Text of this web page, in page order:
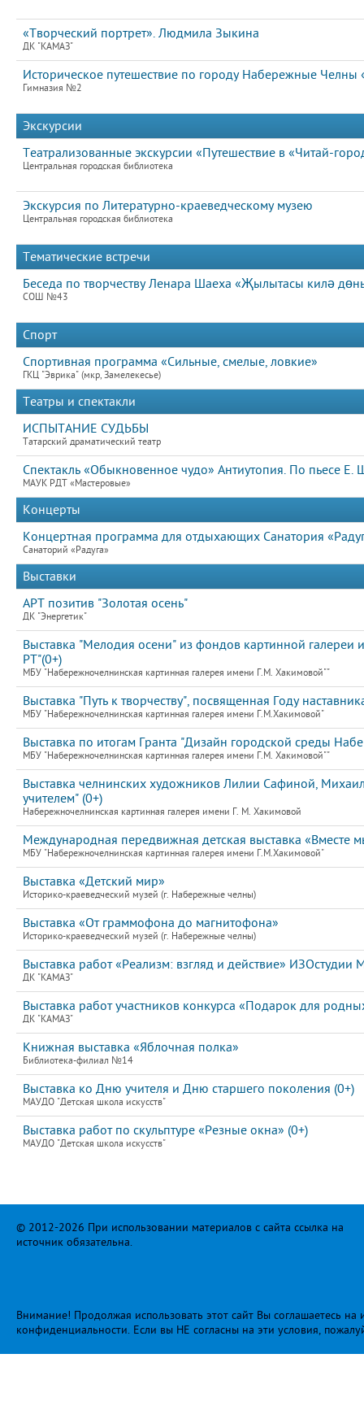
«Творческий портрет». Людмила Зыкина
ДК "КАМАЗ"
Историческое путешествие по городу Набережные Челны
Гимназия №2
Экскурсии
Театрализованные экскурсии «Путешествие в «Читай-
Центральная городская библиотека
Экскурсия по Литературно-краеведческому музею
Центральная городская библиотека
Тематические встречи
Беседа по творчеству Ленара Шаеха «Җылытасы килә
СОШ №43
Спорт
Спортивная программа «Сильные, смелые, ловкие»
ГКЦ "Эврика" (мкр, Замелекесье)
Театры и спектакли
ИСПЫТАНИЕ СУДЬБЫ
Татарский драматический театр
Спектакль «Обыкновенное чудо» Антиутопия. По пьесе Е.
МАУК РДТ «Мастеровые»
Концерты
Концертная программа для отдыхающих Санатория
Санаторий «Радуга»
Выставки
АРТ позитив "Золотая осень"
ДК "Энергетик"
Выставка "Мелодия осени" из фондов картинной галереи
РТ"(0+)
МБУ "Набережночелнинская картинная галерея имени Г.М. Хакимовой""
Выставка "Путь к творчеству", посвященная Году
МБУ "Набережночелнинская картинная галерея имени Г.М.Хакимовой"
Выставка по итогам Гранта "Дизайн городской среды
МБУ "Набережночелнинская картинная галерея имени Г.М. Хакимовой""
Выставка челнинских художников Лилии Сафиной,
учителем" (0+)
Набережночелнинская картинная галерея имени Г. М. Хакимовой
Международная передвижная детская выставка «Вместе
МБУ "Набережночелнинская картинная галерея имени Г.М.Хакимовой"
Выставка «Детский мир»
Историко-краеведческий музей (г. Набережные челны)
Выставка «От граммофона до магнитофона»
Историко-краеведческий музей (г. Набережные челны)
Выставка работ «Реализм: взгляд и действие» ИЗОстудии
ДК "КАМАЗ"
Выставка работ участников конкурса «Подарок для
ДК "КАМАЗ"
Книжная выставка «Яблочная полка»
Библиотека-филиал №14
Выставка ко Дню учителя и Дню старшего поколения (0+)
МАУДО "Детская школа искусств"
Выставка работ по скульптуре «Резные окна» (0+)
МАУДО "Детская школа искусств"
© 2012-2026 При использовании материалов с сайта ссылка на
источник обязательна.
Внимание! Продолжая использовать этот сайт Вы соглашаетесь
конфиденциальности. Если вы НЕ согласны на эти условия,